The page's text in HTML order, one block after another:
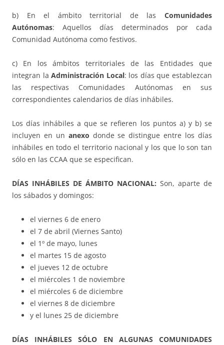
b) En el ámbito territorial de las Comunidades
Autónomas: Aquellos días determinados por cada
Comunidad Autónoma como festivos.
c) En los ámbitos territoriales de las Entidades que
integran laAdministración Local: los días que establezcan
las respectivas Comunidades Autónomas en sus
correspondientes calendarios de días inhábiles.
Los días inhábiles a que se refieren los puntos a) y b) se
incluyen en un anexo donde se distingue entre los días
inhábiles en todo el territorio nacional y los que lo son tan
sólo en las CCAA que se especifican.
DÍAS INHÁBILES DE ÁMBITO NACIONAL: Son, aparte de
los sábados y domingos:
el viernes 6 de enero
el 7 de abril (Viernes Santo)
el 1º de mayo, lunes
el martes 15 de agosto
el jueves 12 de octubre
el miércoles 1 de noviembre
el miércoles 6 de diciembre
el viernes 8 de diciembre
y el lunes 25 de diciembre
DÍAS INHÁBILES SÓLO EN ALGUNAS COMUNIDADES